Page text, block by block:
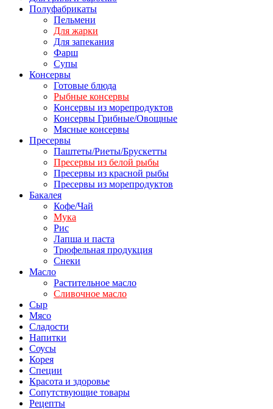
Полуфабрикаты
Пельмени
Для жарки
Для запекания
Фарш
Супы
Консервы
Готовые блюда
Рыбные консервы
Консервы из морепродуктов
Консервы Грибные/Овощные
Мясные консервы
Пресервы
Паштеты/Риеты/Брускетты
Пресервы из белой рыбы
Пресервы из красной рыбы
Пресервы из морепродуктов
Бакалея
Кофе/Чай
Мука
Рис
Лапша и паста
Трюфельная продукция
Снеки
Масло
Растительное масло
Сливочное масло
Сыр
Мясо
Сладости
Напитки
Соусы
Корея
Специи
Красота и здоровье
Сопутствующие товары
Рецепты